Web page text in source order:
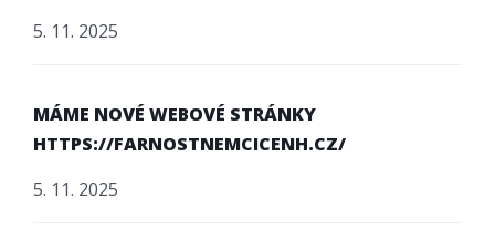
5. 11. 2025
MÁME NOVÉ WEBOVÉ STRÁNKY
HTTPS://FARNOSTNEMCICENH.CZ/
5. 11. 2025